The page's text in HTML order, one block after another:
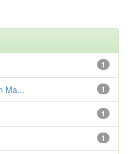
1
1
Ma...
1
1